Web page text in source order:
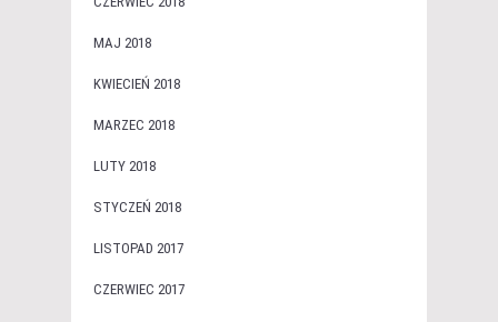
MAJ 2018
KWIECIEŃ 2018
MARZEC 2018
LUTY 2018
STYCZEŃ 2018
LISTOPAD 2017
CZERWIEC 2017